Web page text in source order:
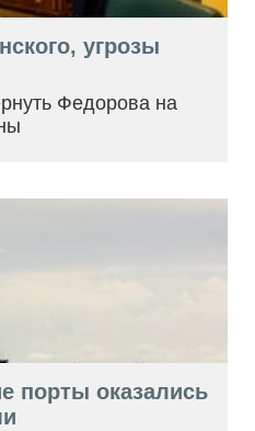
угрозы
Федорова на
порты оказались